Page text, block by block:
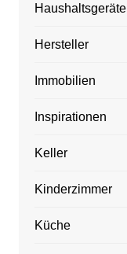
Haushaltsgeräte
Hersteller
Immobilien
Inspirationen
Keller
Kinderzimmer
Küche